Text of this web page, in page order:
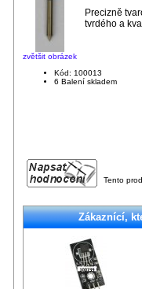
zvětšit obrázek
Precizně
tvrdého a
Kód: 100013
6 Balení skladem
Tento
Zákaznící,